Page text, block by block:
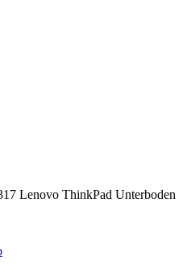
Lenovo ThinkPad Unterboden